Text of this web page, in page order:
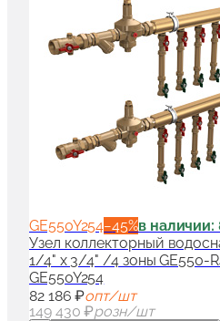
GE550Y254−45%в наличии:
Узел коллекторный
1/4" x 3/4" /4 зоны GE550-
GE550Y254
82 186 ₽опт/шт
149 430 ₽розн/шт